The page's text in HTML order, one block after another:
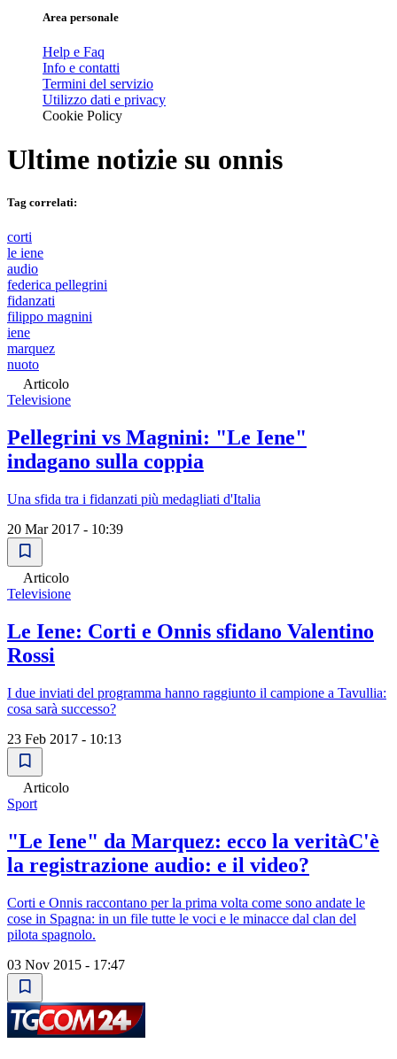
Area personale
Help e Faq
Info e contatti
Termini del servizio
Utilizzo dati e privacy
Cookie Policy
Ultime notizie su onnis
Tag correlati:
corti
le iene
audio
federica pellegrini
fidanzati
filippo magnini
iene
marquez
nuoto
Articolo
Televisione
Pellegrini vs Magnini: "Le Iene"
indagano sulla coppia
Una sfida tra i fidanzati più medagliati d'Italia
20 Mar 2017 - 10:39
Articolo
Televisione
Le Iene: Corti e Onnis sfidano Valentino
Rossi
I due inviati del programma hanno raggiunto il campione a Tavullia:
cosa sarà successo?
23 Feb 2017 - 10:13
Articolo
Sport
"Le Iene" da Marquez: ecco la veritàC'è
la registrazione audio: e il video?
Corti e Onnis raccontano per la prima volta come sono andate le
cose in Spagna: in un file tutte le voci e le minacce dal clan del
pilota spagnolo.
03 Nov 2015 - 17:47